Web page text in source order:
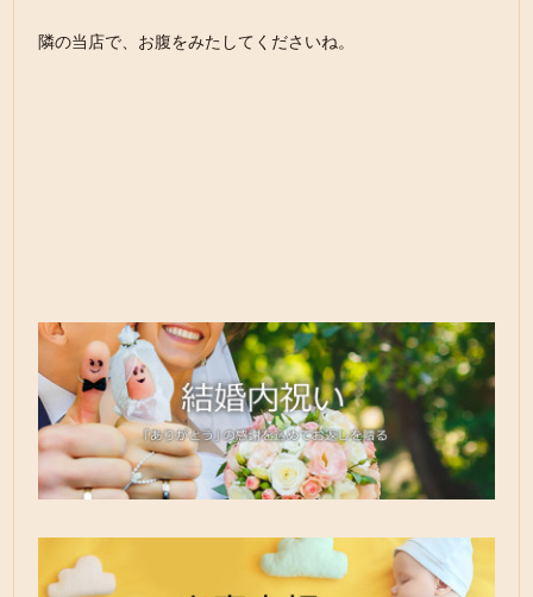
隣の当店で、お腹をみたしてくださいね。